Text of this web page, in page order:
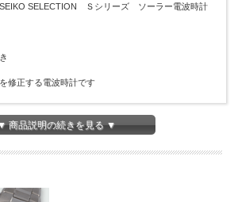
SELECTION Ｓシリーズ ソーラー電波時計
修正する電波時計です
商品説明の続きを見る ▼